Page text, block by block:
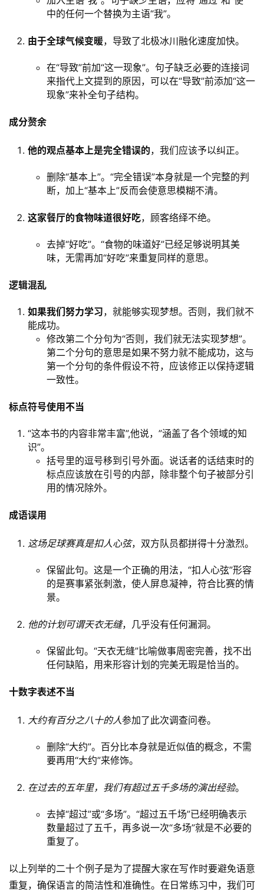
中的任何一个替换为主语“我”。
由于全球气候变暖，导致了北极冰川融化速度加快。
在“导致”前加“这一现象”。句子缺乏必要的连接词
来指代上文提到的原因，可以在“导致”前添加“这一
现象”来补全句子结构。
成分赘余
他的观点基本上是完全错误的，我们应该予以纠正。
删除“基本上”。“完全错误”本身就是一个完整的判
断，加上“基本上”反而会使意思模糊不清。
这家餐厅的食物味道很好吃，顾客络绎不绝。
去掉“好吃”。“食物的味道好”已经足够说明其美
味，无需再加“好吃”来重复同样的意思。
逻辑混乱
如果我们努力学习，就能够实现梦想。否则，我们就不
能成功。
修改第二个分句为“否则，我们就无法实现梦想”。
第二个分句的意思是如果不努力就不能成功，这与
第一个分句的条件假设不符，应该修正以保持逻辑
一致性。
标点符号使用不当
“这本书的内容非常丰富”,他说，”涵盖了各个领域的知
识”。
括号里的逗号移到引号外面。说话者的话结束时的
标点应该放在引号的内部，除非整个句子被部分引
用的情况除外。
成语误用
这场足球赛真是扣人心弦，双方队员都拼得十分激烈。
保留此句。这是一个正确的用法，“扣人心弦”形容
的是赛事紧张刺激，使人屏息凝神，符合比赛的情
景。
他的计划可谓天衣无缝，几乎没有任何漏洞。
保留此句。“天衣无缝”比喻做事周密完善，找不出
任何缺陷，用来形容计划的完美无瑕是恰当的。
十数字表述不当
大约有百分之八十的人参加了此次调查问卷。
删除“大约”。百分比本身就是近似值的概念，不需
要再用“大约”来修饰。
在过去的五年里，我们有超过五千多场的演出经验。
去掉“超过”或“多场”。“超过五千场”已经明确表示
数量超过了五千，再多说一次“多场”就是不必要的
重复了。
以上列举的二十个例子是为了提醒大家在写作时要避免语意
重复，确保语言的简洁性和准确性。在日常练习中，我们可